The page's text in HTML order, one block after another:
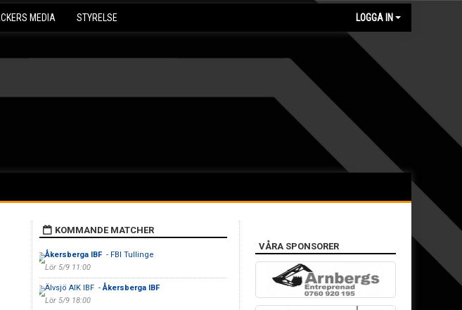
MEDIA STYRELSE LOGGA IN
KOMMANDE MATCHER
Åkersberga IBF - FBI Tullinge
Lör 5/9 11:00
Älvsjö AIK IBF -Åkersberga IBF
Lör 5/9 18:00
VÅRA SPONSORER